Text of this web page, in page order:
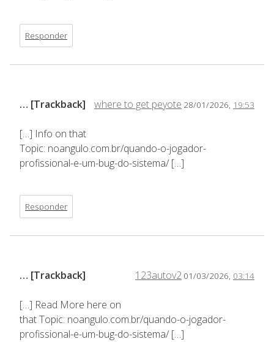
Responder
where to get peyote 28/01/2026, 19:53
… [Trackback]
[…] Info on that
Topic: noangulo.com.br/quando-o-jogador-
profissional-e-um-bug-do-sistema/ […]
Responder
123autov2 01/03/2026, 03:14
… [Trackback]
[…] Read More here on
that Topic: noangulo.com.br/quando-o-jogador-
profissional-e-um-bug-do-sistema/ […]